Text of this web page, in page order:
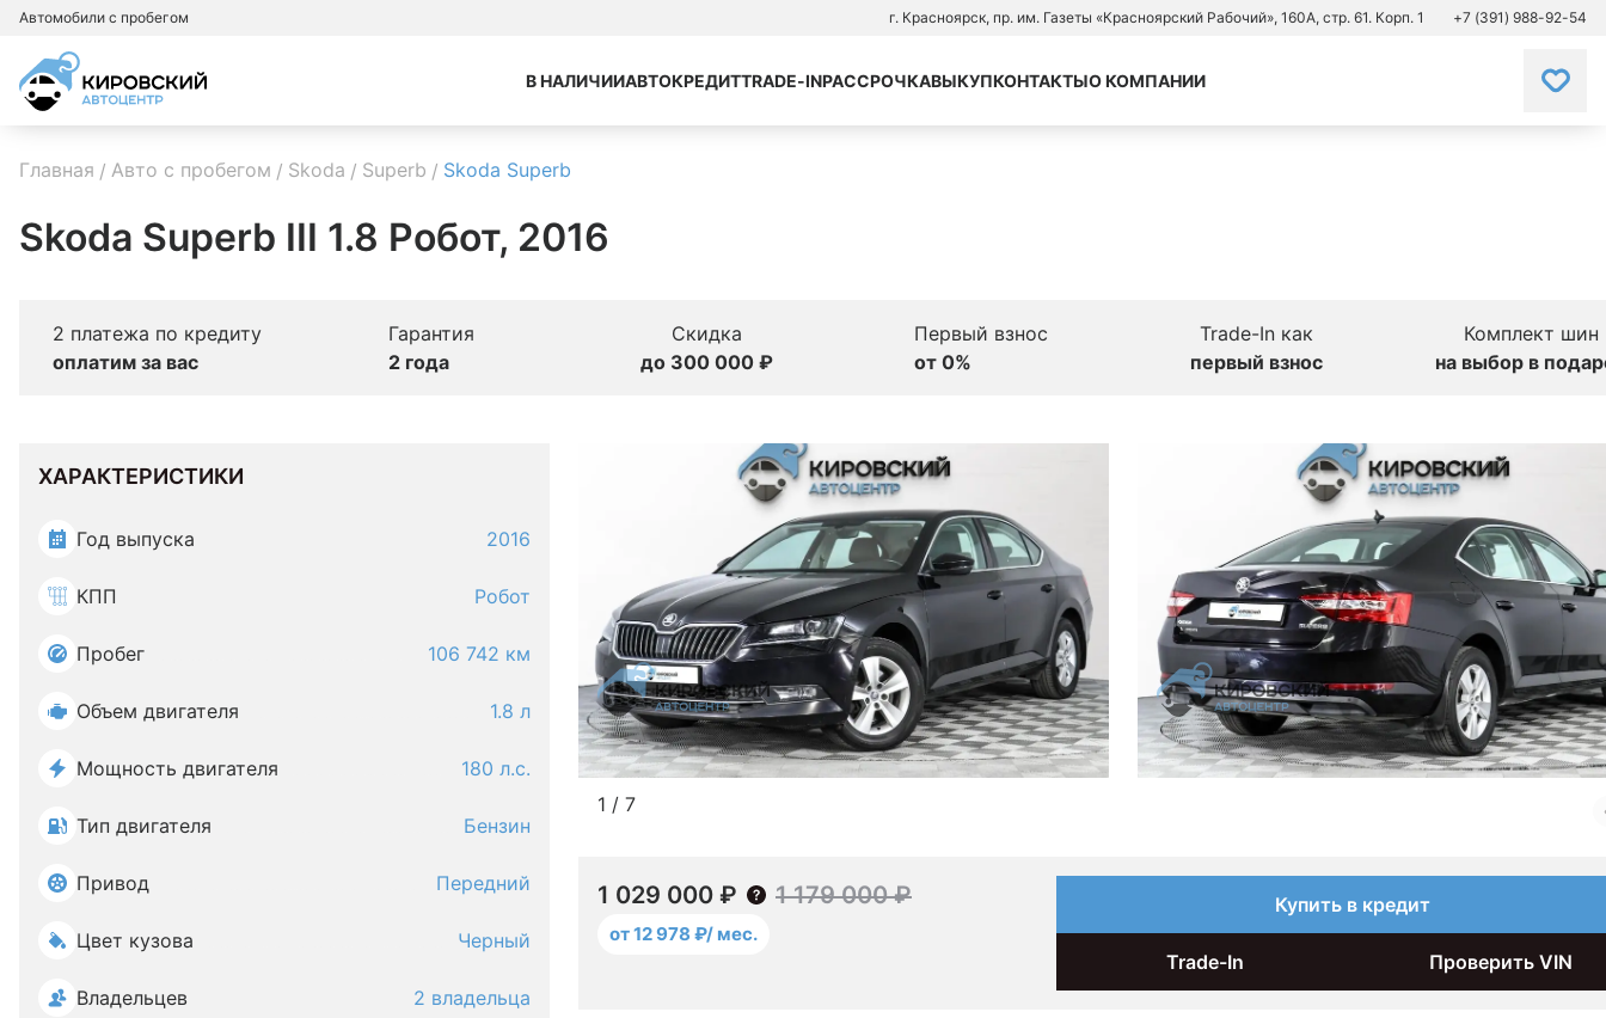
Автомобили с пробегом г. Красноярск, пр. им. Газеты «Красноярский Рабочий», 160А, стр. 61. Корп. 1 +7 (391) 988-92-54
В НАЛИЧИИАВТОКРЕДИТTRADE-INРАССРОЧКАВЫКУПКОНТАКТЫО КОМПАНИИ
Главная Авто с пробегом Skoda Superb Skoda Superb
Skoda Superb III 1.8 Робот, 2016
2 платежа по кредиту
оплатим за вас
Гарантия
2 года
Скидка
до 300 000 ₽
Первый взнос
от 0%
Trade-In как
первый взнос
Комплект шин
на выбор в
ХАРАКТЕРИСТИКИ
Год выпуска 2016
КПП Робот
Пробег 106 742 км
Объем двигателя 1.8 л
Мощность двигателя 180 л.с.
Тип двигателя Бензин
Привод Передний
Цвет кузова Черный
Владельцев 2 владельца
1 / 7
1 029 000 ₽ 1 179 000 ₽
от 12 978 ₽/ мес.
Купить в кредит
Trade-In Проверить VIN